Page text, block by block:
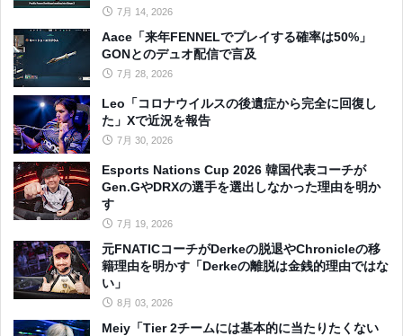
7月 14, 2026
Aace「来年FENNELでプレイする確率は50%」
GONとのデュオ配信で言及
7月 28, 2026
Leo「コロナウイルスの後遺症から完全に回復し
た」Xで近況を報告
7月 30, 2026
Esports Nations Cup 2026 韓国代表コーチが
Gen.GやDRXの選手を選出しなかった理由を明か
す
7月 19, 2026
元FNATICコーチがDerkeの脱退やChronicleの移
籍理由を明かす「Derkeの離脱は金銭的理由ではな
い」
8月 03, 2026
Meiy「Tier 2チームには基本的に当たりたくない